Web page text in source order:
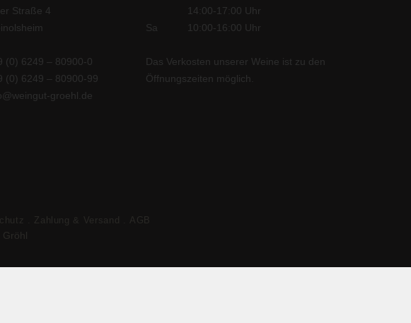
Straße 4
(0) 6249 – 80900-0
(0) 6249 – 80900-99
groehl.de
14:00-17:00 Uhr
Sa
10:00-16:00 Uhr
Das Verkosten unserer Weine ist zu den
Öffnungszeiten möglich.
Zahlung & Versand AGB
Gröhl